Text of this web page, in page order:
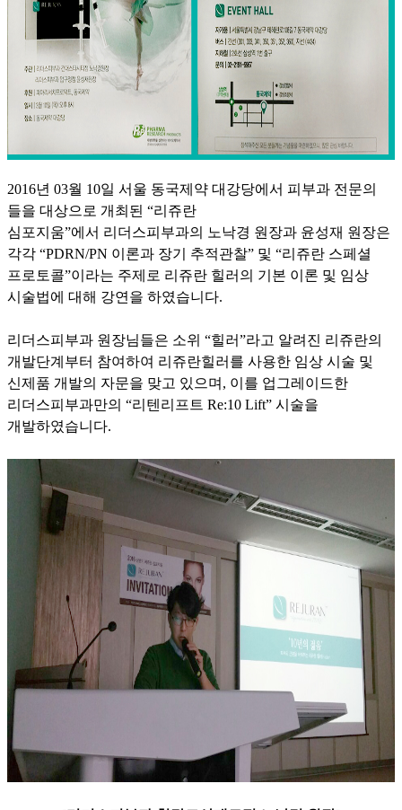
2016년 03월 10일 서울 동국제약 대강당에서 피부과 전문의
들을 대상으로 개최된“리쥬란
심포지움”에서 리더스피부과의 노낙경 원장과 윤성재 원장은
각각“PDRN/PN 이론과 장기 추적관찰” 및“리쥬란 스페셜
프로토콜”이라는 주제로 리쥬란 힐러의 기본 이론 및 임상
시술법에 대해 강연을 하였습니다.
리더스피부과 원장님들은 소위“힐러”라고 알려진 리쥬란의
개발단계부터 참여하여 리쥬란힐러를 사용한 임상 시술 및
신제품 개발의 자문을 맞고 있으며 , 이를 업그레이드한
리더스피부과만의“리텐리프트 Re:10 Lift”시술을
개발하였습니다.